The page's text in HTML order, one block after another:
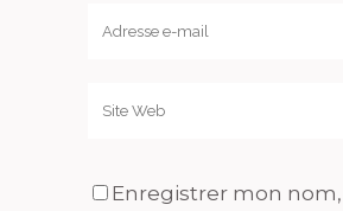
Enregistrer mon